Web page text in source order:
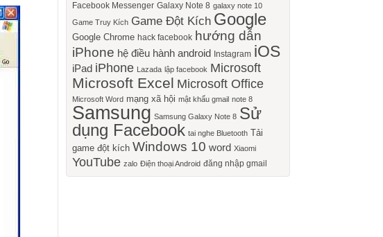
Facebook Messenger Galaxy Note 8 galaxy note 10
Game Truy Kích Game Đột Kích Google
Google Chrome hack facebook hướng dẫn
iPhone hệ điều hành android Instagram iOS
iPad iPhone Lazada lập facebook Microsoft
Microsoft Excel Microsoft Office
Microsoft Word mạng xã hội mật khẩu gmail note 8
Samsung Samsung Galaxy Note 8 Sử
dụng Facebook tai nghe Bluetooth Tải
game đột kích Windows 10 word Xiaomi
YouTube zalo Điện thoại Android đăng nhập gmail